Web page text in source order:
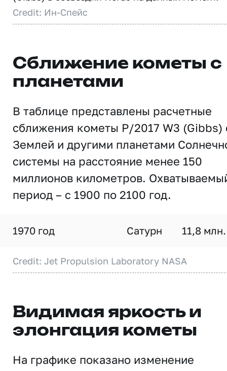
Credit: Ин-Спейс
Сближение кометы с
планетами
В таблице представлены расчетные
сближения кометы P/2017 W3 (Gibbs)
Землей и другими планетами
системы на расстояние менее 150
миллионов километров.
период – с 1900 по 2100 год.
1970 год Сатурн 11,8
Credit: Jet Propulsion Laboratory NASA
Видимая яркость и
элонгация кометы
На графике показано изменение